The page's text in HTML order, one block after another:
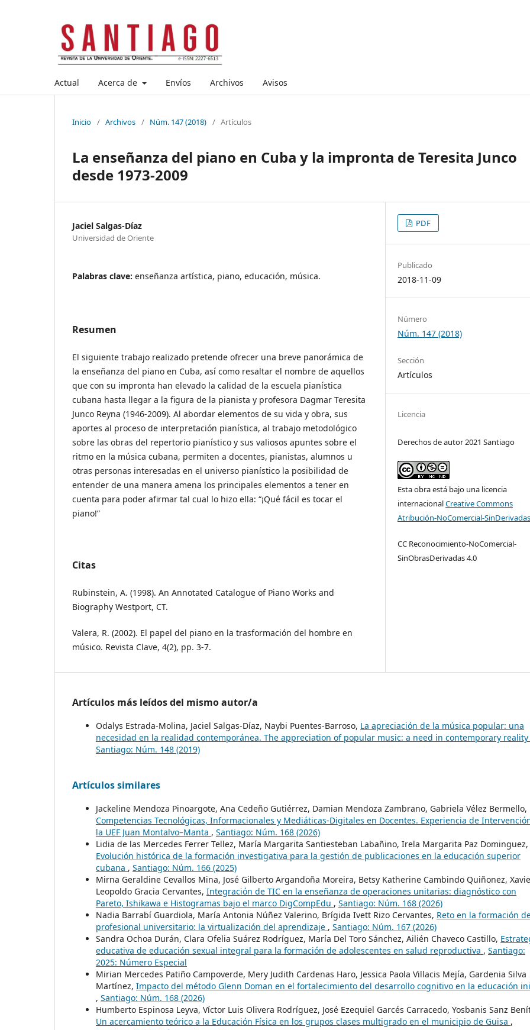
Actual Acerca de Envíos Archivos Avisos
Inicio / Archivos / Núm. 147 (2018) / Artículos
La enseñanza del piano en Cuba y la impronta de Teresita Junco
desde 1973-2009
Jaciel Salgas-Díaz
Universidad de Oriente
Palabras clave: enseñanza artística, piano, educación, música.
Resumen
El siguiente trabajo realizado pretende ofrecer una breve panorámica de
la enseñanza del piano en Cuba, así como resaltar el nombre de aquellos
que con su impronta han elevado la calidad de la escuela pianística
cubana hasta llegar a la figura de la pianista y profesora Dagmar Teresita
Junco Reyna (1946-2009). Al abordar elementos de su vida y obra, sus
aportes al proceso de interpretación pianística, al trabajo metodológico
sobre las obras del repertorio pianístico y sus valiosos apuntes sobre el
ritmo en la música cubana, permiten a docentes, pianistas, alumnos u
otras personas interesadas en el universo pianístico la posibilidad de
entender de una manera amena los principales elementos a tener en
cuenta para poder afirmar tal cual lo hizo ella: “¡Qué fácil es tocar el
piano!”
Citas
Rubinstein, A. (1998). An Annotated Catalogue of Piano Works and
Biography Westport, CT.
Valera, R. (2002). El papel del piano en la trasformación del hombre en
músico. Revista Clave, 4(2), pp. 3-7.
PDF
Publicado
2018-11-09
Número
Núm. 147 (2018)
Sección
Artículos
Licencia
Derechos de autor 2021 Santiago
Esta obra está bajo una licencia
internacionalCreative Commons
Atribución-NoComercial-
CC Reconocimiento-NoComercial-
SinObrasDerivadas 4.0
Artículos más leídos del mismo autor/a
Odalys Estrada-Molina, Jaciel Salgas-Díaz, Naybi Puentes-Barroso, La apreciación de la música popular: una
necesidad en la realidad contemporánea. The appreciation of popular music: a need in contemporary reality
Santiago: Núm. 148 (2019)
Artículos similares
Jackeline Mendoza Pinoargote, Ana Cedeño Gutiérrez, Damian Mendoza Zambrano, Gabriela Vélez Bermello,
Competencias Tecnológicas, Informacionales y Mediáticas-Digitales en Docentes. Experiencia de
la UEF Juan Montalvo–Manta , Santiago: Núm. 168 (2026)
Lidia de las Mercedes Ferrer Tellez, María Margarita Santiesteban Labañino, Irela Margarita Paz Dominguez,
Evolución histórica de la formación investigativa para la gestión de publicaciones en la educación superior
cubana , Santiago: Núm. 166 (2025)
Mirna Geraldine Cevallos Mina, José Gilberto Argandoña Moreira, Betsy Katherine Cambindo Quiñonez,
Leopoldo Gracia Cervantes, Integración de TIC en la enseñanza de operaciones unitarias: diagnóstico con
Pareto, Ishikawa e Histogramas bajo el marco DigCompEdu , Santiago: Núm. 168 (2026)
Nadia Barrabí Guardiola, María Antonia Núñez Valerino, Brígida Ivett Rizo Cervantes, Reto en la formación
profesional universitario: la virtualización del aprendizaje , Santiago: Núm. 167 (2026)
Sandra Ochoa Durán, Clara Ofelia Suárez Rodríguez, María Del Toro Sánchez, Ailién Chaveco Castillo,
educativa de educación sexual integral para la formación de adolescentes en salud reproductiva , Santiago:
2025: Número Especial
Mirian Mercedes Patiño Campoverde, Mery Judith Cardenas Haro, Jessica Paola Villacis Mejía, Gardenia Silva
Martínez, Impacto del método Glenn Doman en el fortalecimiento del desarrollo cognitivo en la educación
, Santiago: Núm. 168 (2026)
Humberto Espinosa Leyva, Víctor Luis Olivera Rodríguez, José Ezequiel Garcés Carracedo, Yosbanis Sanz
Un acercamiento teórico a la Educación Física en los grupos clases multigrado en el municipio de Guisa ,